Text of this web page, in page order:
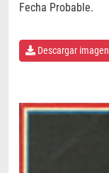
Fecha Probable.
Descargar imagen